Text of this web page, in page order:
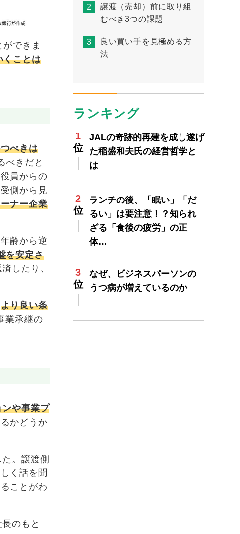
できま
くことは
べきは
べきだと
員からの
側から見
ナー企業
齢から逆
を安定さ
したり、
より良い条
業承継の
ンや事業プ
かどうか
。譲渡側
く話を聞
ことがわ
のもと
譲渡（売却）前に取り組
むべき3つの課題
良い買い手を見極める方
法
ランキング
JALの奇跡的再建を成し遂げ
た稲盛和夫氏の経営哲学と
は
ランチの後、「眠い」「だ
るい」は要注意！？知られ
ざる「食後の疲労」の正
体…
なぜ、ビジネスパーソンの
うつ病が増えているのか